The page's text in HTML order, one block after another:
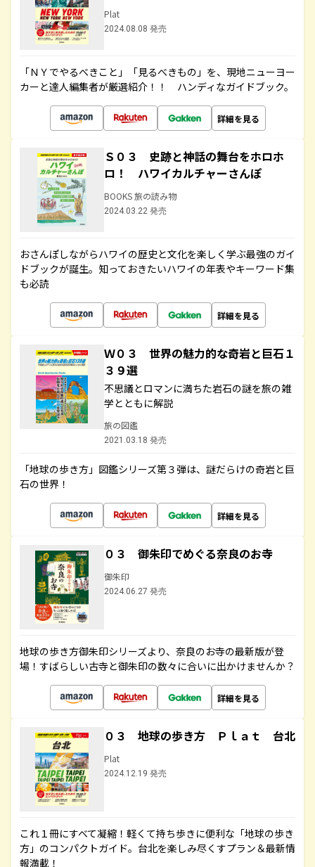
Plat
2024.08.08 発売
「ＮＹでやるべきこと」「見るべきもの」を、現地ニューヨー
カーと達人編集者が厳選紹介！！ ハンディなガイドブック。
詳細を見る
Ｓ０３ 史跡と神話の舞台をホロホ
ロ！ ハワイカルチャーさんぽ
BOOKS 旅の読み物
2024.03.22 発売
おさんぽしながらハワイの歴史と文化を楽しく学ぶ最強のガイ
ドブックが誕生。知っておきたいハワイの年表やキーワード集
も必読
詳細を見る
Ｗ０３ 世界の魅力的な奇岩と巨石１
３９選
不思議とロマンに満ちた岩石の謎を旅の雑
学とともに解説
旅の図鑑
2021.03.18 発売
「地球の歩き方」図鑑シリーズ第３弾は、謎だらけの奇岩と巨
石の世界！
詳細を見る
０３ 御朱印でめぐる奈良のお寺
御朱印
2024.06.27 発売
地球の歩き方御朱印シリーズより、奈良のお寺の最新版が登
場！すばらしい古寺と御朱印の数々に合いに出かけませんか？
詳細を見る
０３ 地球の歩き方 Ｐｌａｔ 台北
Plat
2024.12.19 発売
これ１冊にすべて凝縮！軽くて持ち歩きに便利な「地球の歩き
方」のコンパクトガイド。台北を楽しみ尽くすプラン＆最新情
報満載！